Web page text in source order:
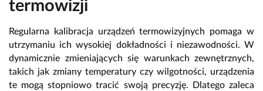
termowizji
Regularna kalibracja urządzeń termowizyjnych pomaga w
utrzymaniu ich wysokiej dokładności i niezawodności. W
dynamicznie zmieniających się warunkach zewnętrznych,
takich jak zmiany temperatury czy wilgotności, urządzenia
te mogą stopniowo tracić swoją precyzję. Dlatego zaleca